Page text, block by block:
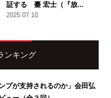
証する 臺 宏士（『放...
2025.07.10
ンキング
プが支持されるのか」会田弘